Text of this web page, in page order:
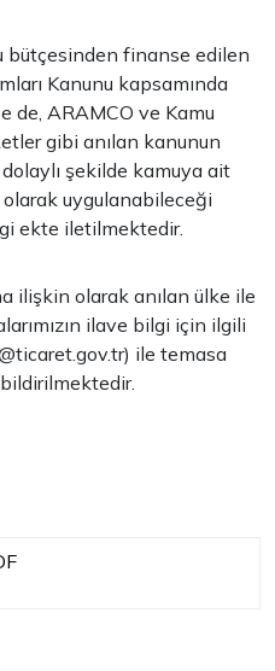
bütçesinden finanse edilen
Kanunu kapsamında
de, ARAMCO ve Kamu
gibi anılan kanunun
şekilde kamuya ait
olarak uygulanabileceği
ekte iletilmektedir.
ilişkin olarak anılan ülke ile
ilave bilgi için ilgili
) ile temasa